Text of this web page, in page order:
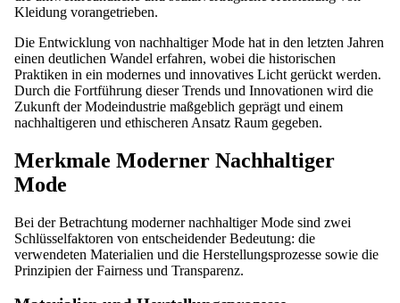
Kleidung vorangetrieben.
Die Entwicklung von nachhaltiger Mode hat in den letzten Jahren
einen deutlichen Wandel erfahren, wobei die historischen
Praktiken in ein modernes und innovatives Licht gerückt werden.
Durch die Fortführung dieser Trends und Innovationen wird die
Zukunft der Modeindustrie maßgeblich geprägt und einem
nachhaltigeren und ethischeren Ansatz Raum gegeben.
Merkmale Moderner Nachhaltiger
Mode
Bei der Betrachtung moderner nachhaltiger Mode sind zwei
Schlüsselfaktoren von entscheidender Bedeutung: die
verwendeten Materialien und die Herstellungsprozesse sowie die
Prinzipien der Fairness und Transparenz.